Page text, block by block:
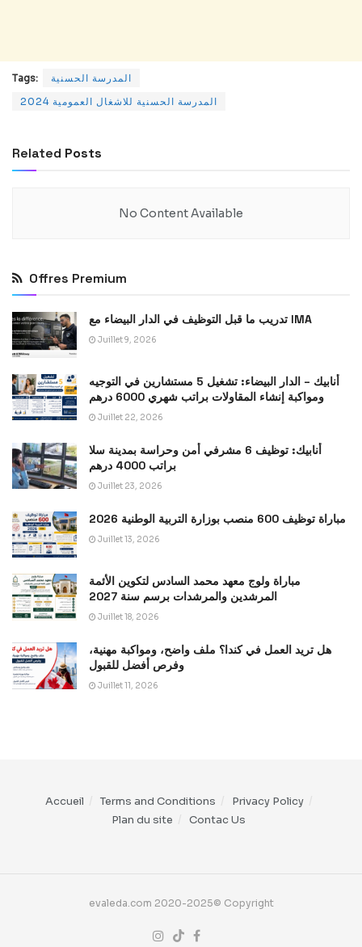
Tags:
المدرسة الحسنية
المدرسة الحسنية للاشغال العمومية 2024
Related Posts
No Content Available
Offres Premium
تدريب ما قبل التوظيف في الدار البيضاء مع IMA
Juillet 9, 2026
أنابيك – الدار البيضاء: تشغيل 5 مستشارين في التوجيه
ومواكبة إنشاء المقاولات براتب شهري 6000 درهم
Juillet 22, 2026
أنابيك: توظيف 6 مشرفي أمن وحراسة بمدينة سلا
براتب 4000 درهم
Juillet 23, 2026
مباراة توظيف 600 منصب بوزارة التربية الوطنية 2026
Juillet 13, 2026
مباراة ولوج معهد محمد السادس لتكوين الأئمة
المرشدين والمرشدات برسم سنة 2027
Juillet 18, 2026
هل تريد العمل في كندا؟ ملف واضح، ومواكبة مهنية،
وفرص أفضل للقبول
Juillet 11, 2026
Accueil Terms and Conditions
Privacy Policy
Plan du site
Contac Us
evaleda.com 2020-2025© Copyright